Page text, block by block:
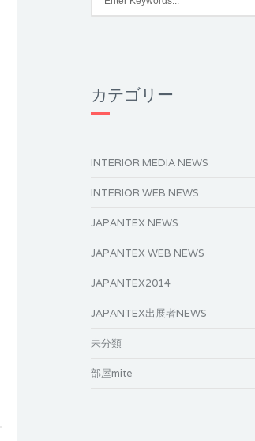
カテゴリー
INTERIOR MEDIA NEWS
INTERIOR WEB NEWS
JAPANTEX NEWS
JAPANTEX WEB NEWS
JAPANTEX2014
JAPANTEX出展者NEWS
未分類
部屋mite